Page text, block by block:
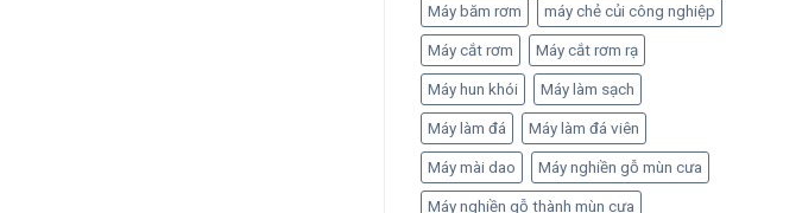
Máy băm rơm máy chẻ củi công nghiệp
Máy cắt rơm Máy cắt rơm rạ
Máy hun khói Máy làm sạch
Máy làm đá Máy làm đá viên
Máy mài dao Máy nghiền gỗ mùn cưa
Máy nghiền gỗ thành mùn cưa